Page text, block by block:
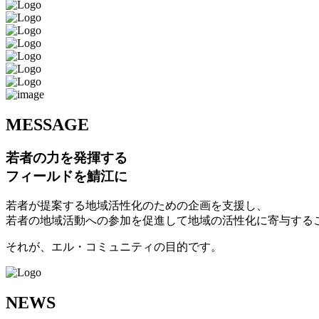
MESSAGE
若者の力を発揮する
フィールドを鯖江に
若者が提案する地域活性化のための企画を支援し、
若者の地域活動への参加を促進して地域の活性化に寄与する
それが、エル・コミュニティの目的です。
NEWS